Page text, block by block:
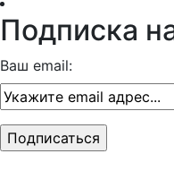
Подписка
Ваш email: